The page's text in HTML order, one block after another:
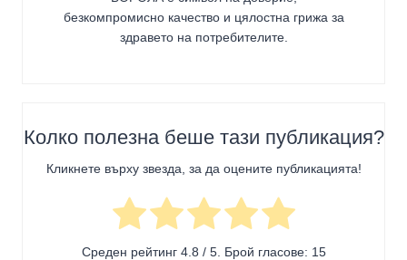
безкомпромисно качество и цялостна грижа за
здравето на потребителите.
Колко полезна беше тази публикация?
Кликнете върху звезда, за да оцените публикацията!
Среден рейтинг 4.8 / 5. Брой гласове: 15